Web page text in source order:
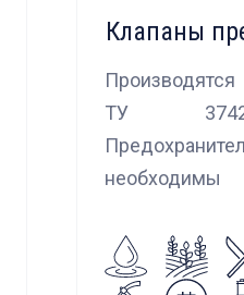
Клапаны
ТУ 3742-
случаях
давления,